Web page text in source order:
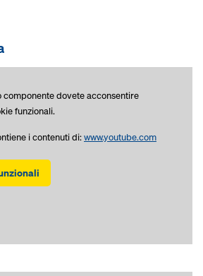
componente dovete acconsentire
funzionali.
i contenuti di:www.youtube.com